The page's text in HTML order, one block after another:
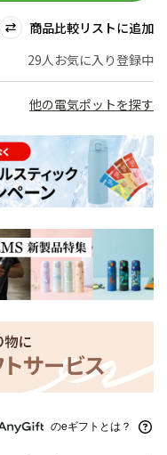
商品比較リストに追加
29人お気に入り登録中
他の電気ポットを探す
のeギフトとは？